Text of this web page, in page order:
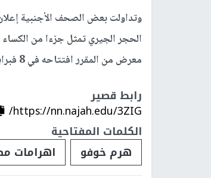
وتداولت بعض الصحف الأجنبية
الحجر الجيري تمثل جزءا من
معرض من المقرر افتتاحه في 8 فبراير.
رابط قصير
https://nn.najah.edu/3ZIG/
الكلمات المفتاحية
هرم خوفو
اهرامات